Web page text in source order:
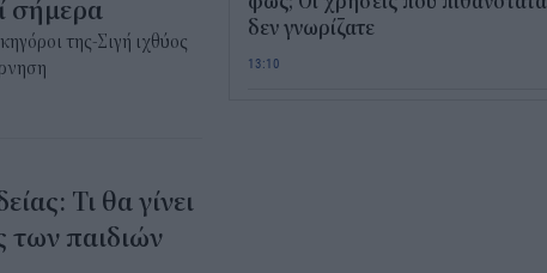
σήμερα
της-Σιγή ιχθύος
Τι θα γίνει
των παιδιών
δεν γνωρίζατε
13:10